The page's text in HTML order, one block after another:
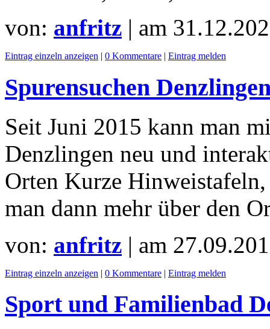
von: anfritz | am
Eintrag einzeln anzeigen | 0 Kommentare | Eintrag melden
Spurensuchen
Seit Juni 2015 kann man
Denzlingen neu und
Orten Kurze
man dann mehr über den
von: anfritz | am
Eintrag einzeln anzeigen | 0 Kommentare | Eintrag melden
Sport und Familienbad